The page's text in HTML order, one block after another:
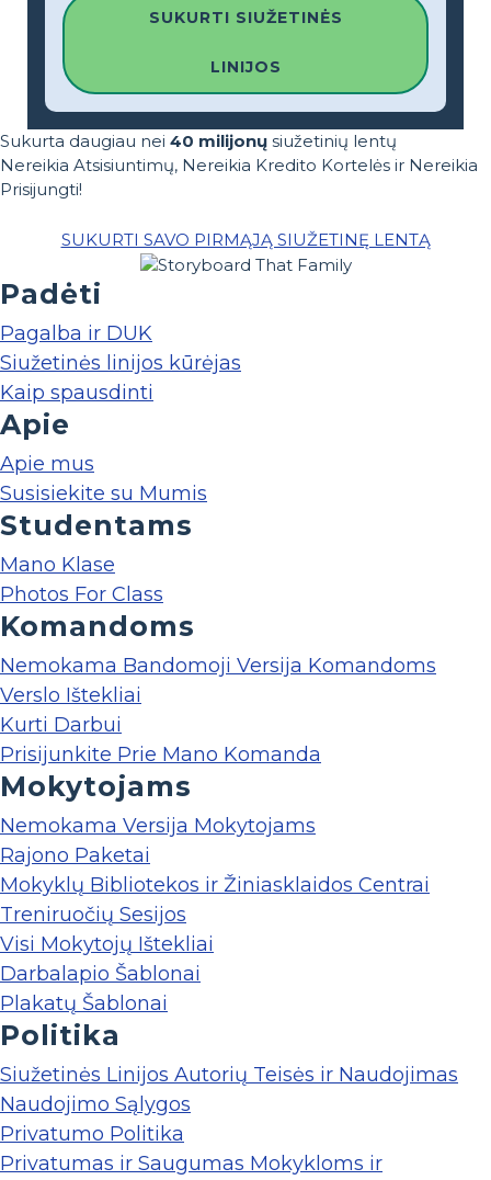
SUKURTI SIUŽETINĖS
LINIJOS
Sukurta daugiau nei 40 milijonų siužetinių lentų
Nereikia Atsisiuntimų, Nereikia Kredito Kortelės ir Nereikia
Prisijungti!
SUKURTI SAVO PIRMĄJĄ SIUŽETINĘ LENTĄ
Padėti
Pagalba ir DUK
Siužetinės linijos kūrėjas
Kaip spausdinti
Apie
Apie mus
Susisiekite su Mumis
Studentams
Mano Klase
Photos For Class
Komandoms
Nemokama Bandomoji Versija Komandoms
Verslo Ištekliai
Kurti Darbui
Prisijunkite Prie Mano Komanda
Mokytojams
Nemokama Versija Mokytojams
Rajono Paketai
Mokyklų Bibliotekos ir Žiniasklaidos Centrai
Treniruočių Sesijos
Visi Mokytojų Ištekliai
Darbalapio Šablonai
Plakatų Šablonai
Politika
Siužetinės Linijos Autorių Teisės ir Naudojimas
Naudojimo Sąlygos
Privatumo Politika
Privatumas ir Saugumas Mokykloms ir